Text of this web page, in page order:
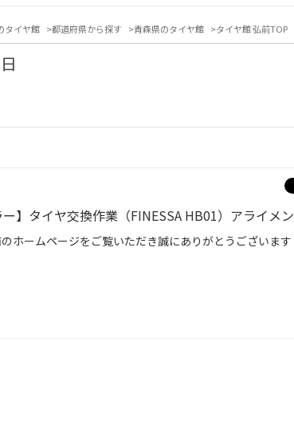
タイヤ館 都道府県から探す 青森県のタイヤ館 タイヤ館 弘前TOP
】タイヤ交換作業（FINESSA HB01）アライメ